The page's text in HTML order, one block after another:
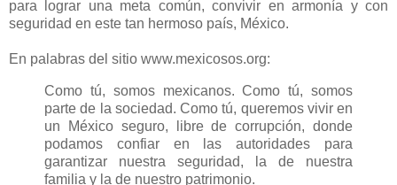
para lograr una meta común, convivir en armonía y con
seguridad en este tan hermoso país, México.
En palabras del sitio www.mexicosos.org:
Como tú, somos mexicanos. Como tú, somos
parte de la sociedad. Como tú, queremos vivir en
un México seguro, libre de corrupción, donde
podamos confiar en las autoridades para
garantizar nuestra seguridad, la de nuestra
familia y la de nuestro patrimonio.